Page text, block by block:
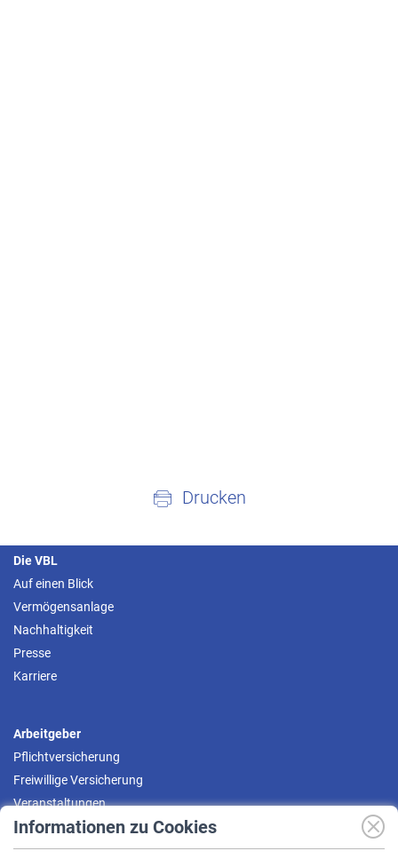
Informationen zu Cookies
Drucken
Die VBL
Auf einen Blick
Vermögensanlage
Nachhaltigkeit
Presse
Karriere
Arbeitgeber
Pflichtversicherung
Freiwillige Versicherung
Veranstaltungen